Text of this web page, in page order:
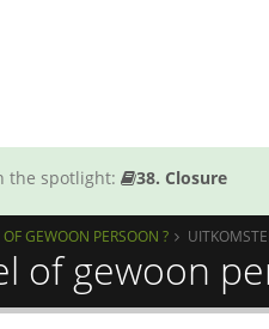
the spotlight: 38. Closure
GEWOON PERSOON ?
of gewoon